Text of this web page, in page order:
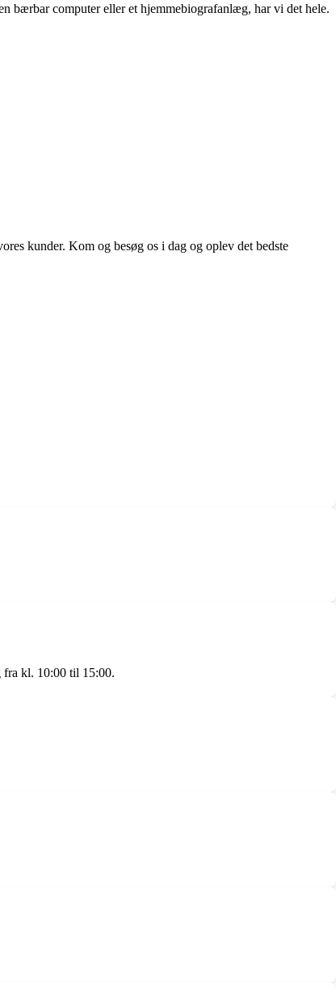
bærbar computer eller et hjemmebiografanlæg, har vi det hele.
kunder. Kom og besøg os i dag og oplev det bedste
fra kl. 10:00 til 15:00.